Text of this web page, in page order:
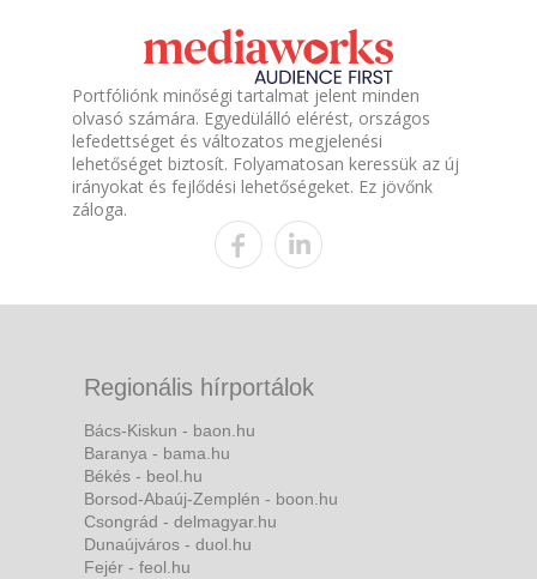
Portfóliónk minőségi tartalmat jelent minden
olvasó számára. Egyedülálló elérést, országos
lefedettséget és változatos megjelenési
lehetőséget biztosít. Folyamatosan keressük az új
irányokat és fejlődési lehetőségeket. Ez jövőnk
záloga.
Regionális hírportálok
Bács-Kiskun - baon.hu
Baranya - bama.hu
Békés - beol.hu
Borsod-Abaúj-Zemplén - boon.hu
Csongrád - delmagyar.hu
Dunaújváros - duol.hu
Fejér - feol.hu